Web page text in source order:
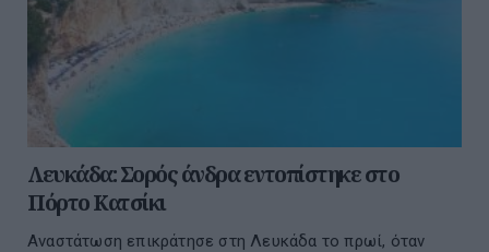
Λευκάδα: Σορός άνδρα εντοπίστηκε στο
Πόρτο Κατσίκι
Αναστάτωση επικράτησε στη Λευκάδα το πρωί, όταν